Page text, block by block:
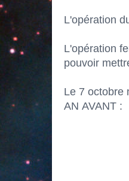
L'opération
L'opération
pouvoir
Le 7 octobre
AN AVANT :